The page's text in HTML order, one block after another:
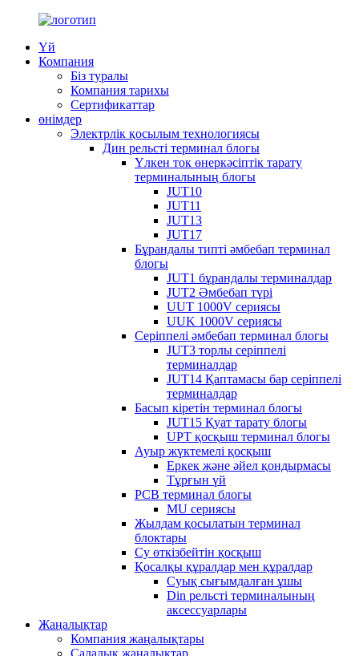
Үй
Компания
Біз туралы
Компания тарихы
Сертификаттар
өнімдер
Электрлік қосылым технологиясы
Дин рельсті терминал блогы
Үлкен ток өнеркәсіптік тарату
терминалының блогы
JUT10
JUT11
JUT13
JUT17
Бұрандалы типті әмбебап терминал
блогы
JUT1 бұрандалы терминалдар
JUT2 Әмбебап түрі
UUT 1000V сериясы
UUK 1000V сериясы
Серіппелі әмбебап терминал блогы
JUT3 торлы серіппелі
терминалдар
JUT14 Қаптамасы бар серіппелі
терминалдар
Басып кіретін терминал блогы
JUT15 Қуат тарату блогы
UPT қосқыш терминал блогы
Ауыр жүктемелі қосқыш
Еркек және әйел қондырмасы
Тұрғын үй
PCB терминал блогы
MU сериясы
Жылдам қосылатын терминал
блоктары
Су өткізбейтін қосқыш
Қосалқы құралдар мен құралдар
Суық сығымдалған ұшы
Din рельсті терминалының
аксессуарлары
Жаңалықтар
Компания жаңалықтары
Салалық жаңалықтар